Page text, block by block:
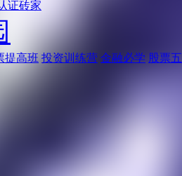
证砖家
提高班 投资训练营 金融必学 股票